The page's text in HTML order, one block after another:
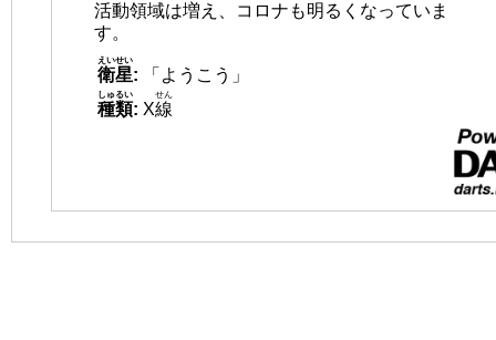
活動領域は増え、コロナも明るくなっていま
す。
衛星
えいせい
:
「ようこう」
種類
しゅるい
: X線
せん